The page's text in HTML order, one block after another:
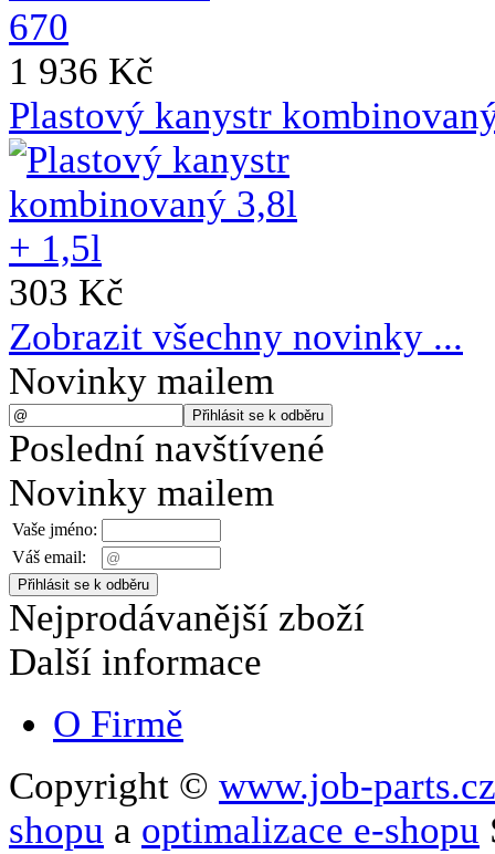
1 936 Kč
Plastový kanystr
303 Kč
Zobrazit všechny novinky ...
Novinky mailem
Poslední navštívené
Novinky mailem
Vaše jméno:
Váš email:
Nejprodávanější zboží
Další informace
O Firmě
Copyright © www.job-parts.cz
shopu a optimalizace e-shopu